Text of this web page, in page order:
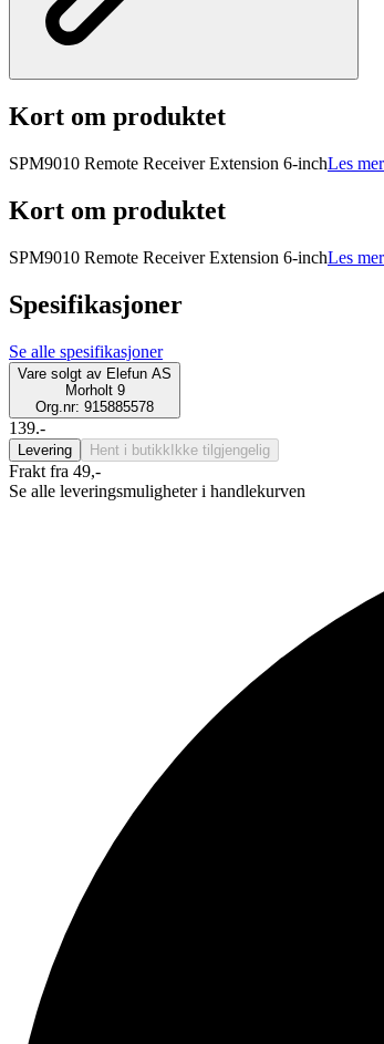
Kort om produktet
SPM9010 Remote Receiver Extension 6-inchLes
Kort om produktet
SPM9010 Remote Receiver Extension 6-inchLes
Spesifikasjoner
Se alle spesifikasjoner
Vare solgt av Elefun AS
Morholt 9
Org.nr: 915885578
139.-
Levering Hent i butikk Ikke tilgjengelig
Frakt fra 49,-
Se alle leveringsmuligheter i handlekurven